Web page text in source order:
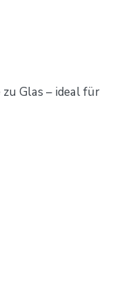
Glas – ideal für